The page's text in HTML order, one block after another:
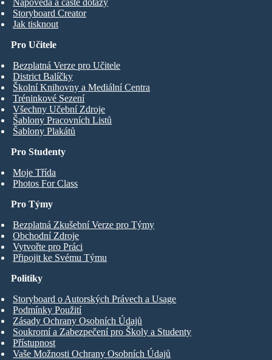
Nápověda a časté dotazy
Storyboard Creator
Jak tisknout
Pro Studenty
Moje Třída
Photos For Class
Pro Učitele
Bezplatná Verze pro Učitele
District Balíčky
Školní Knihovny a Mediální Centra
Tréninkové Sezení
Všechny Učební Zdroje
Šablony Pracovních Listů
Šablony Plakátů
Pro Týmy
Bezplatná Zkušební Verze pro Týmy
Obchodní Zdroje
Vytvořte pro Práci
Připojit ke Svému Týmu
Politiky
Storyboard o Autorských Právech a Usage
Podmínky Použití
Zásady Ochrany Osobních Údajů
Soukromí a Zabezpečení pro Školy a Studenty
Přístupnost
Vaše Možnosti Ochrany Osobních Údajů